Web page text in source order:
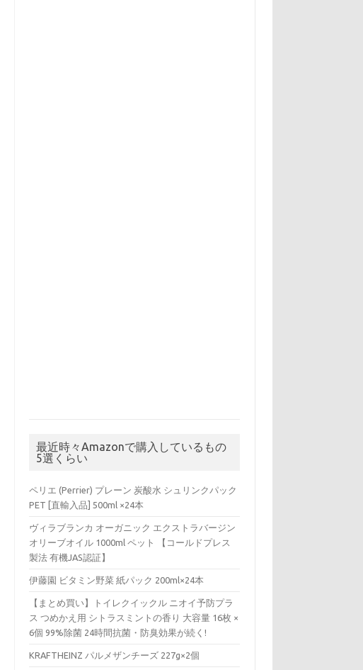
最近時々Amazonで購入しているもの
5選くらい
ペリエ (Perrier) プレーン 炭酸水 シュリンクパック
PET [直輸入品] 500ml ×24本
ヴィラブランカ オーガニック エクストラバージン
オリーブオイル 1000ml ペット 【コールドプレス
製法 有機JAS認証】
伊藤園 ビタミン野菜 紙パック 200ml×24本
【まとめ買い】トイレクイックル ニオイ予防プラ
ス つめかえ用 シトラスミントの香り 大容量 16枚 ×
6個 99%除菌 24時間抗菌・防臭効果が続く!
KRAFTHEINZ パルメザンチーズ 227g×2個